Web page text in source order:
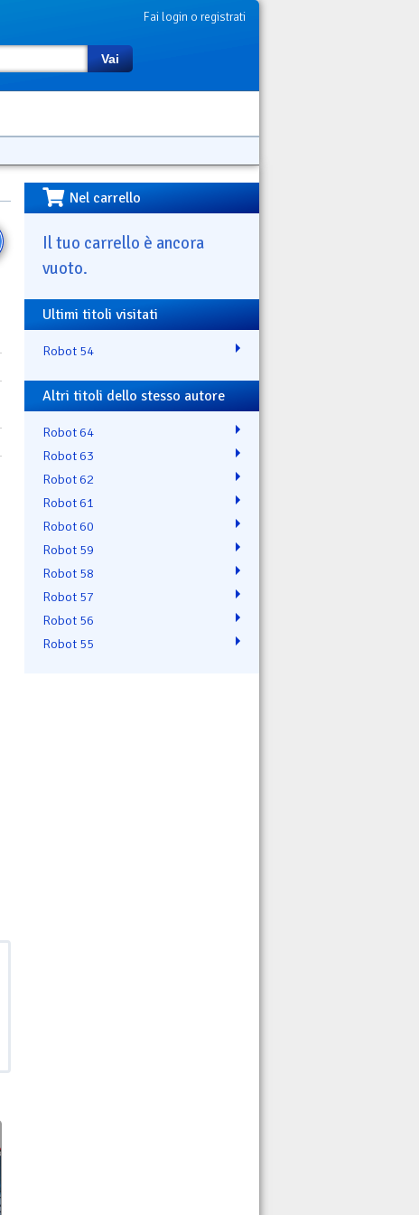
Fai login o registrati
Vai
Nel carrello
Il tuo carrello è ancora
vuoto.
Ultimi titoli visitati
Robot 54
Altri titoli dello stesso autore
Robot 64
Robot 63
Robot 62
Robot 61
Robot 60
Robot 59
Robot 58
Robot 57
Robot 56
Robot 55